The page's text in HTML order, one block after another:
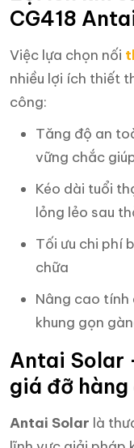
CG418
Việc lựa chọn nối
nhiều lợi ích thiết
công:
Tăng độ an
vững chắc
Kéo dài tuổi
lỏng lẻo sau
Tối ưu chi phí
chữa
Nâng cao tính
khung gọn
Antai Solar
giá đỡ
Antai Solar là